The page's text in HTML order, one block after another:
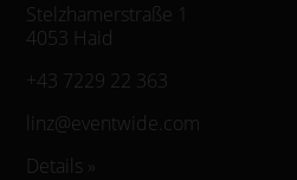
Stelzhamerstraße 1
4053 Haid
+43 7229 22 363
linz@eventwide.com
Details »